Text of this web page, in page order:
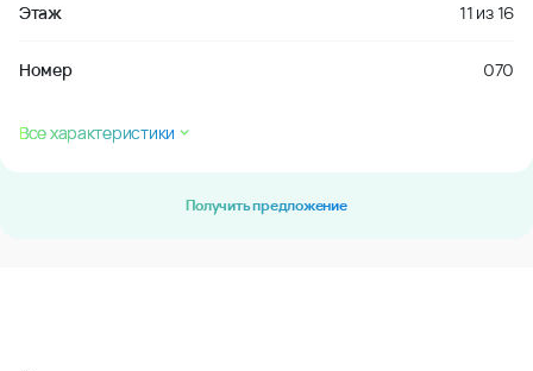
Этаж 11 из16
Номер 070
Все характеристики
Получить предложение